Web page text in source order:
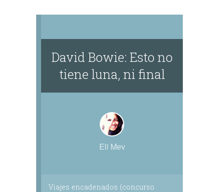
David Bowie: Esto no
tiene luna, ni final
Eli Mev
Viajes encadenados (concurso